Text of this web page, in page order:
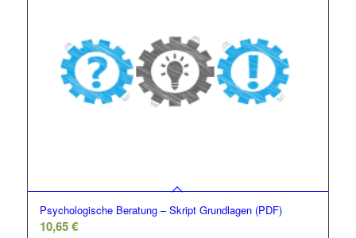
Psychologische Beratung – Skript Grundlagen (PDF)
10,65€